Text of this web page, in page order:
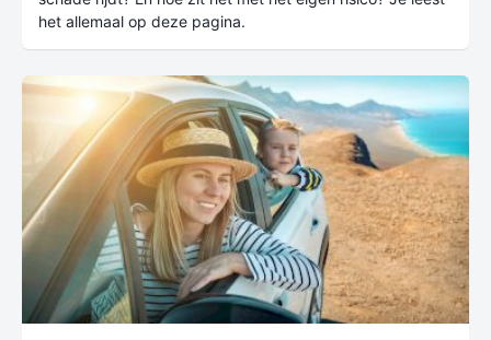
het allemaal op deze pagina.